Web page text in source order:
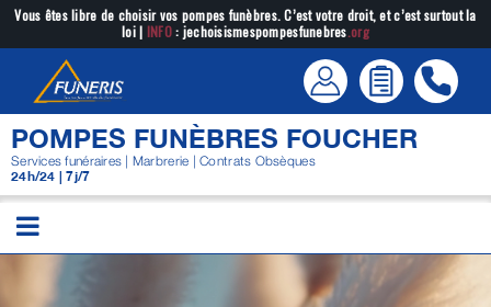
Passer
contenu
Vous êtes libre de choisir vos pompes funèbres. C’est votre droit, et c’est surtout la
loi | INFO: jechoisismespompesfunebres.org
POMPES FUNÈBRES FOUCHER
Services funéraires | Marbrerie | Contrats Obsèques
24h/24 | 7j/7